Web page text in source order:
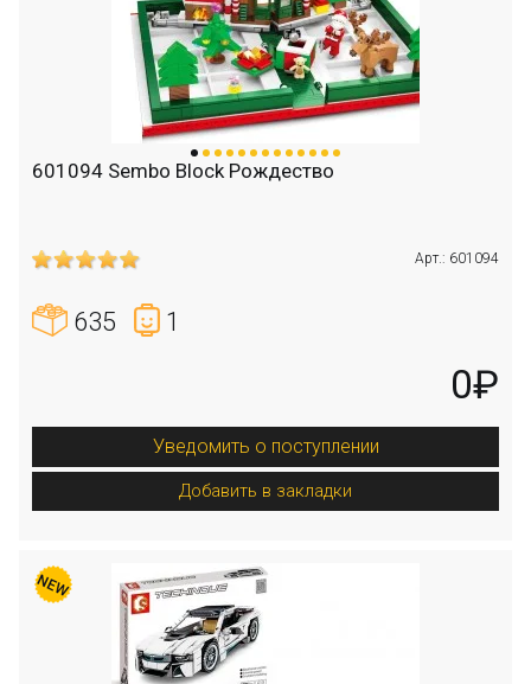
601094 Sembo Block Рождество
Арт.: 601094
635 1
0₽
Уведомить о поступлении
Добавить в закладки